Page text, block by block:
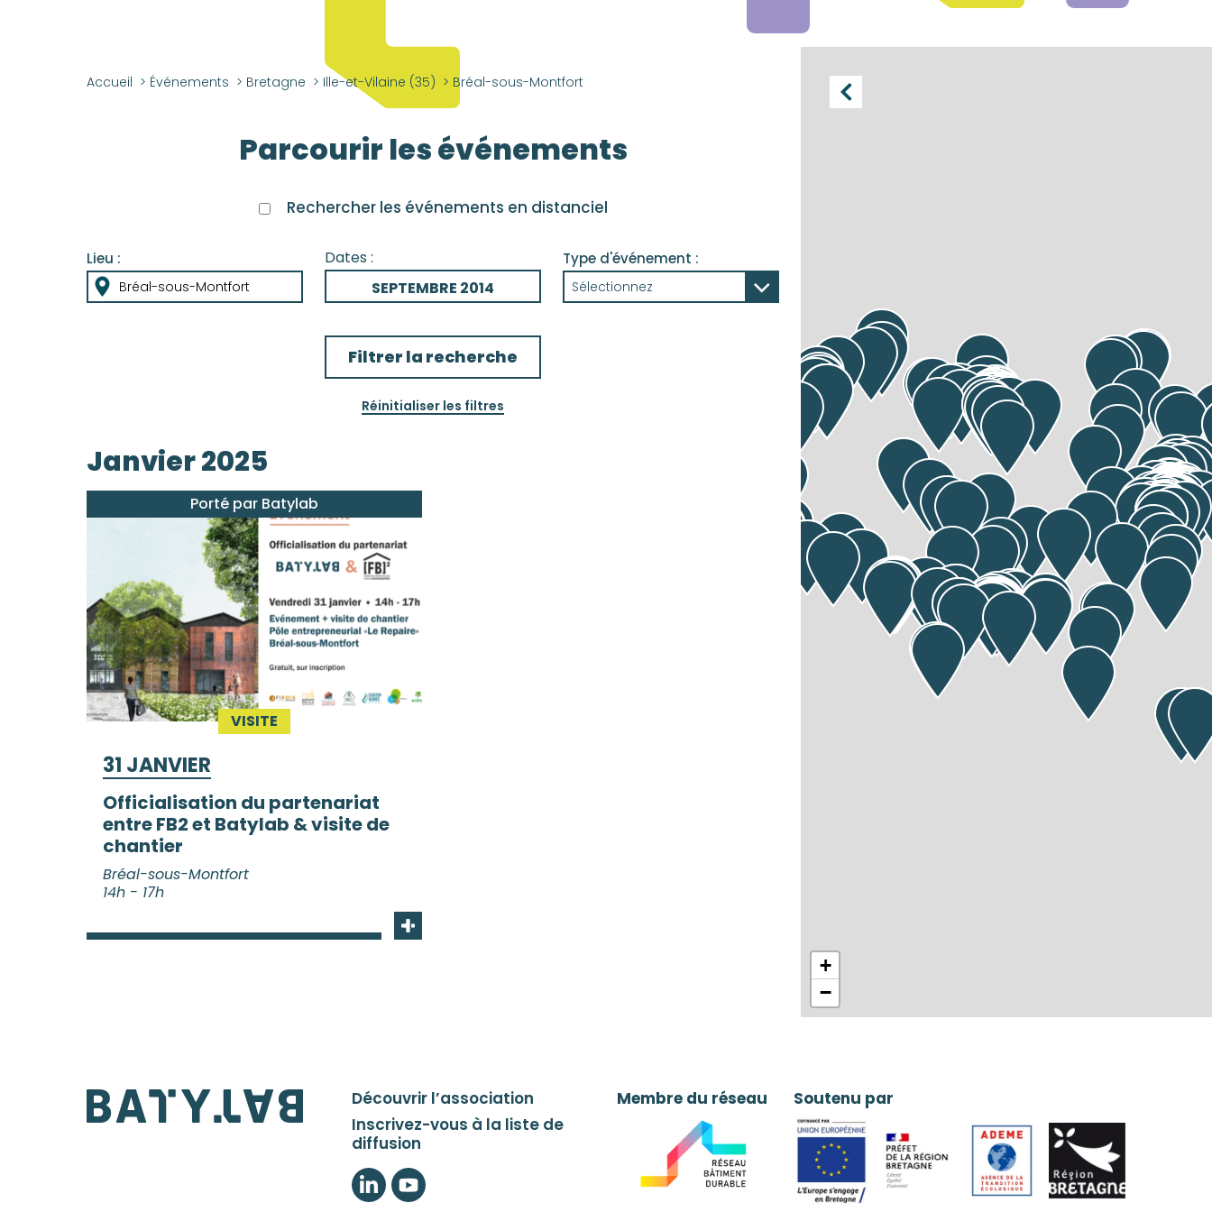
Accueil > Événements > Bretagne > Ille-et-Vilaine (35) > Bréal-sous-Montfort
Parcourir les événements
Rechercher les événements en distanciel
Lieu :
Bréal-sous-Montfort
Dates :
SEPTEMBRE 2014
NOVEMBRE 2014
JANVIER 2015
MARS 2015
AVRIL 2015
MAI 2015
JUILLET 2015
SEPTEMBRE 2015
JANVIER 2016
AVRIL 2016
SEPTEMBRE 2016
OCTOBRE 2016
NOVEMBRE 2016
DÉCEMBRE 2016
Type d'événement :
Sélectionnez
Filtrer la recherche
Réinitialiser les filtres
Janvier 2025
VISITE
Porté par Batylab
31 JANVIER
Officialisation du partenariat
entre FB2 et Batylab & visite de
chantier
Bréal-sous-Montfort
14h - 17h
+
−
Découvrir l’association
Inscrivez-vous à la liste de
diffusion
LinkedInTwitter
Membre du réseau Soutenu par